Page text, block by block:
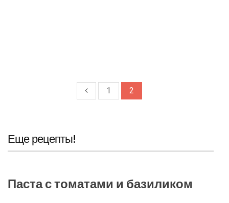
1 2
Еще рецепты!
Паста с томатами и базиликом